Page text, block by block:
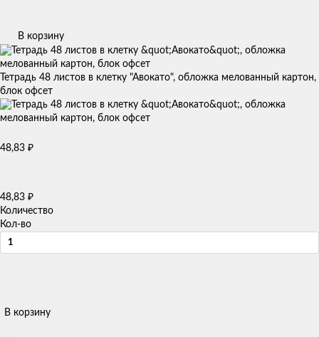
В корзину
Тетрадь 48 листов в клетку "Авокато", обложка мелованный картон,
блок офсет
48,83 ₽
48,83 ₽
Количество
Кол-во
В корзину